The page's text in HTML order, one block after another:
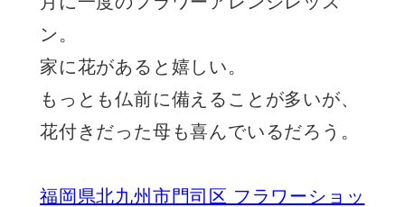
ン。
家に花があると嬉しい。
もっとも仏前に備えることが多いが、
花付きだった母も喜んでいるだろう。
福岡県北九州市門司区 フラワーショッ